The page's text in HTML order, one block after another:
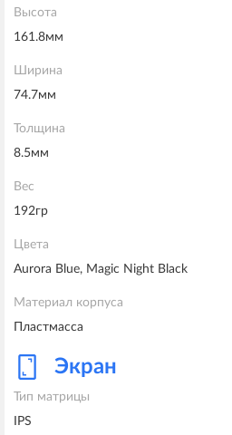
Высота
161.8мм
Ширина
74.7мм
Толщина
8.5мм
Вес
192гр
Цвета
Aurora Blue, Magic Night Black
Материал корпуса
Пластмасса
Экран
Тип матрицы
IPS